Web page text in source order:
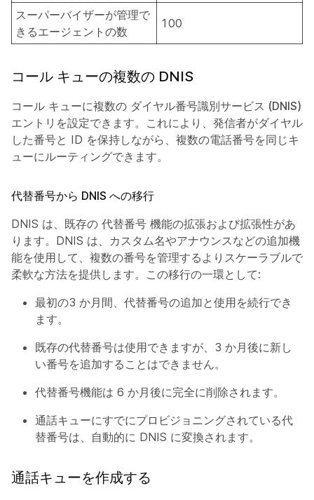
スーパーバイザーが管理で
きるエージェントの数
100
コール キューの複数の DNIS
コール キューに複数の ダイヤル番号識別サービス (DNIS)
エントリを設定できます。これにより、発信者がダイヤル
した番号と ID を保持しながら、複数の電話番号を同じキ
ューにルーティングできます。
代替番号から DNIS への移行
DNIS は、既存の 代替番号 機能の拡張および拡張性があ
ります。DNIS は、カスタム名やアナウンスなどの追加機
能を使用して、複数の番号を管理するよりスケーラブルで
柔軟な方法を提供します。この移行の一環として:
最初の3 か月間、代替番号の追加と使用を続行でき
ます。
既存の代替番号は使用できますが、3 か月後に新し
い番号を追加することはできません。
代替番号機能は 6 か月後に完全に削除されます。
通話キューにすでにプロビジョニングされている代
替番号は、自動的に DNIS に変換されます。
通話キューを作成する